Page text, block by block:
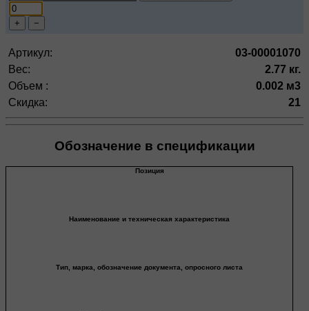
+ −
Артикул:
03-00001070
Вес:
2.77 кг.
Объем :
0.002 м3
Скидка:
21
Обозначение в спецификации
Позиция
Наименование и техническая характеристика
Тип, марка, обозначение документа, опросного листа